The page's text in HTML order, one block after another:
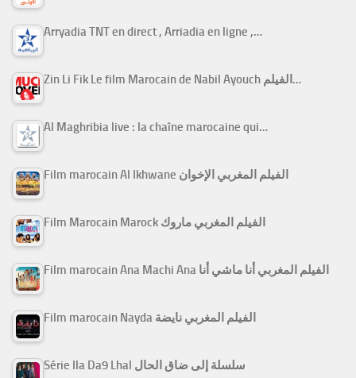
Arryadia TNT en direct , Arriadia en ligne ,…
Zin Li Fik Le film Marocain de Nabil Ayouch الفيلم…
Al Maghribia live : la chaîne marocaine qui…
Film marocain Al Ikhwane الفيلم المغربي الإخوان
Film Marocain Marock الفيلم المغربي ماروك
Film marocain Ana Machi Ana الفيلم المغربي أنا ماشي أنا
Film marocain Nayda الفيلم المغربي نايضة
Série Ila Da9 Lhal سلسلة إلى ضاق الحال